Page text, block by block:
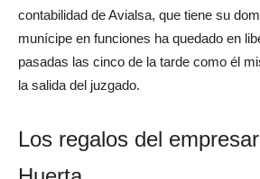
contabilidad de Avialsa, que tiene su
munícipe en funciones ha quedado en
pasadas las cinco de la tarde como él
la salida del juzgado.
Los regalos del